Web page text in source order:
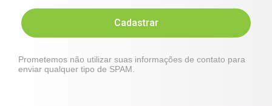
Cadastrar
Prometemos não utilizar suas informações de contato para
enviar qualquer tipo de SPAM.